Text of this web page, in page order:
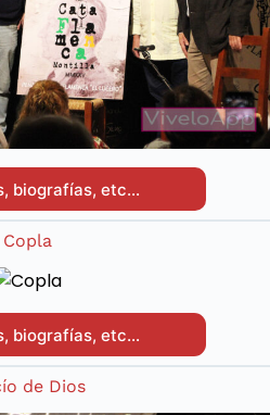
biografías, etc…
Copla
biografías, etc…
de Dios